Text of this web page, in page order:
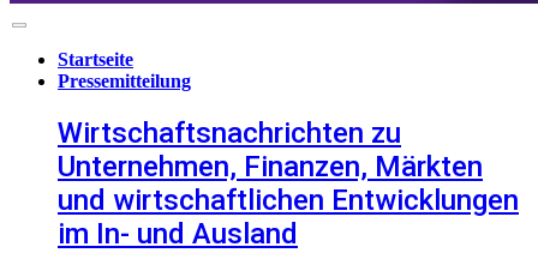
Startseite
Pressemitteilung
Wirtschaftsnachrichten zu
Unternehmen, Finanzen, Märkten
und wirtschaftlichen Entwicklungen
im In- und Ausland